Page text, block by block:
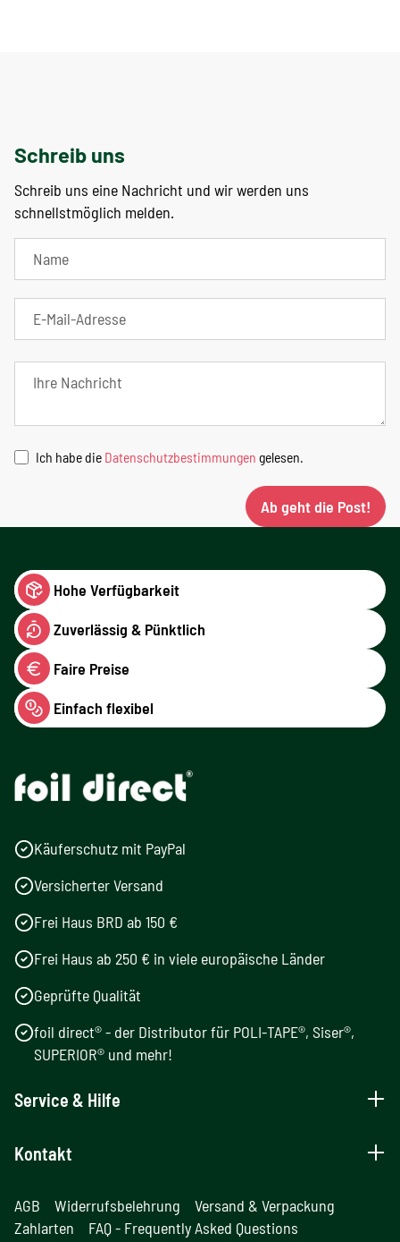
Schreib uns
Schreib uns eine Nachricht und wir werden uns
schnellstmöglich melden.
Ich habe die Datenschutzbestimmungen gelesen.
Ab geht die Post!
Hohe Verfügbarkeit
Zuverlässig & Pünktlich
Faire Preise
Einfach flexibel
Käuferschutz mit PayPal
Versicherter Versand
Frei Haus BRD ab 150 €
Frei Haus ab 250 € in viele europäische Länder
Geprüfte Qualität
foil direct® - der Distributor für POLI-TAPE®, Siser®,
SUPERIOR® und mehr!
Service & Hilfe
Kontakt
AGB Widerrufsbelehrung
Versand & Verpackung
Zahlarten
FAQ - Frequently Asked Questions